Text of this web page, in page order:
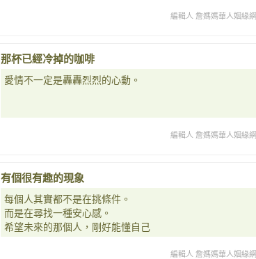
編輯人 詹媽媽華人姻緣網
那杯已經冷掉的咖啡
愛情不一定是轟轟烈烈的心動。
編輯人 詹媽媽華人姻緣網
有個很有趣的現象
每個人其實都不是在挑條件。
而是在尋找一種安心感。
希望未來的那個人，剛好能懂自己
編輯人 詹媽媽華人姻緣網